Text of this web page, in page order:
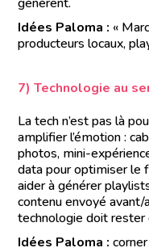
Idées Paloma : «
producteurs locaux,
7) Technologie au
La tech n’est pas là
amplifier l’émotion :
photos, mini-
data pour optimiser le
aider à générer
contenu envoyé
technologie doit
Idées Paloma :